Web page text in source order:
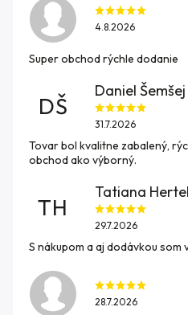
4.8.2026
Super obchod rýchle dodanie
DŠ
Daniel Šemšej
31.7.2026
Tovar bol kvalitne zabalený,
obchod ako výborný.
TH
Tatiana
29.7.2026
S nákupom a aj dodávkou
28.7.2026